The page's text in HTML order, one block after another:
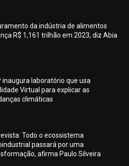
da indústria de alimentos
R$ 1,161 trilhão em 2023, diz Abia
inaugura laboratório que usa
Virtual para explicar as
climáticas
Todo o ecossistema
passará por uma
afirma Paulo Silveira